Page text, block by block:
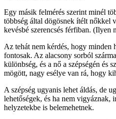
Egy másik felmérés szerint minél
többség által dögösnek ítélt nőkkel
kevésbé szerencsés férfiban.
Az tehát nem kérdés, hogy minden
fontosak. Az alacsony sorból
különbség, és a nő a szépségén
mögött, nagy esélye van rá, hogy
A szépség ugyanis lehet áldás, de
lehetőségek, és ha nem vigyáznak,
helyzetekbe is belemehetnek.